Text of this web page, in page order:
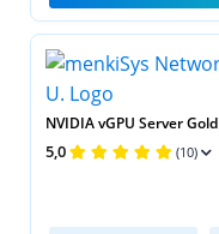
NVIDIA vGPU Server Gold
5,0 (10)